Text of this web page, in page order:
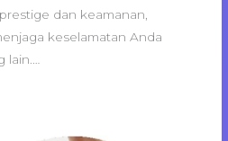
dan keamanan,
keselamatan Anda